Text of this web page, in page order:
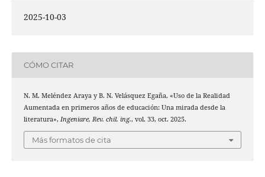
2025-10-03
CÓMO CITAR
N. M. Meléndez Araya y B. N. Velásquez Egaña, «Uso de la Realidad
Aumentada en primeros años de educación: Una mirada desde la
literatura», Ingeniare, Rev. chil. ing., vol. 33, oct. 2025.
Más formatos de cita